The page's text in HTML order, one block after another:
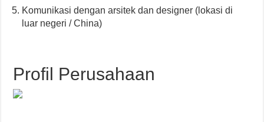
Komunikasi dengan arsitek dan designer (lokasi di
luar negeri / China)
Profil Perusahaan